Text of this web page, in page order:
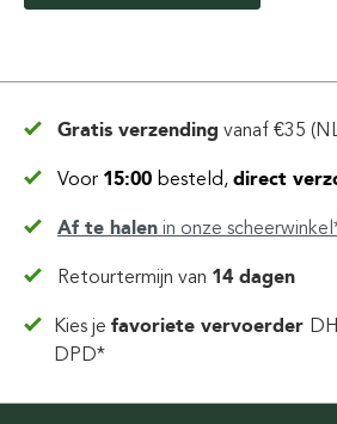
Gratis verzending vanaf €35
Voor 15:00 besteld, direct
Af te halen in onze
Retourtermijn van 14 dagen
Kies jefavoriete vervoerder
DPD*